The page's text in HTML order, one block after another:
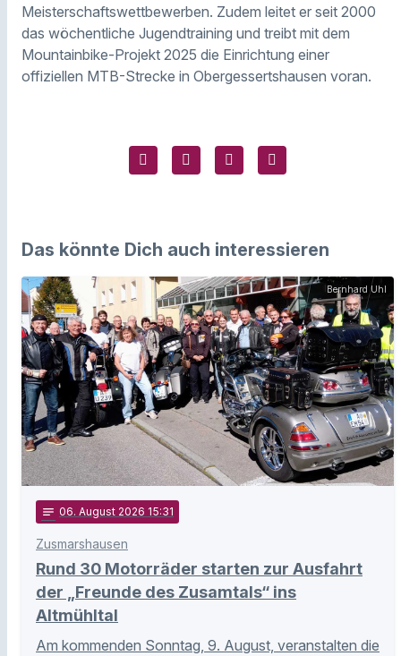
Meisterschaftswettbewerben. Zudem leitet er seit 2000
das wöchentliche Jugendtraining und treibt mit dem
Mountainbike-Projekt 2025 die Einrichtung einer
offiziellen MTB-Strecke in Obergessertshausen voran.
Das könnte Dich auch interessieren
Bernhard Uhl
notes 06. August 2026 15:31
Zusmarshausen
Rund 30 Motorräder starten zur Ausfahrt
der „Freunde des Zusamtals“ ins
Altmühltal
Am kommenden Sonntag, 9. August, veranstalten die